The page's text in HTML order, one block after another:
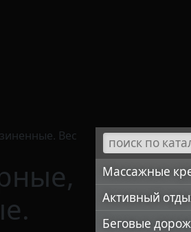
Вес
Массажные
Активный
Беговые